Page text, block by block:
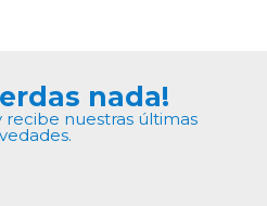
nada!
recibe nuestras últimas